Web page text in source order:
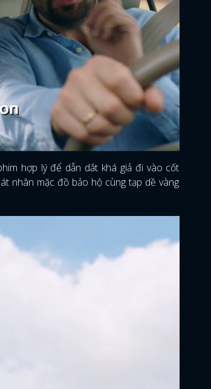
hợp lý để dẫn dắt khá giả đi vào cốt
nhân mặc đồ bảo hộ cùng tạp dề vàng